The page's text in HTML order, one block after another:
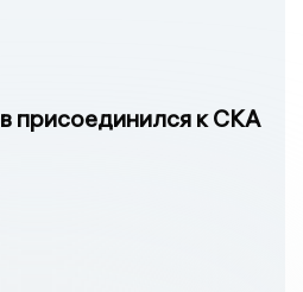
присоединился к СКА